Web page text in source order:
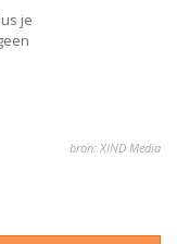
je
bron: XIND Media